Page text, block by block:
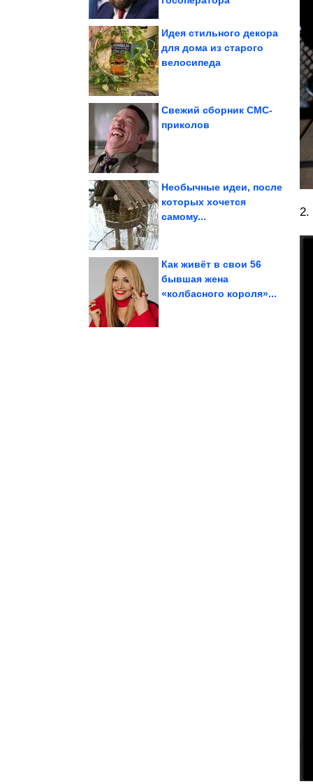
Идея стильного декора
для дома из старого
велосипеда
Самый обидчивый знак
Свежий сборник СМС-
приколов
Необычные идеи, после
которых хочется
самому...
Изображения, которые
Как живёт в свои 56
бывшая жена
«колбасного короля»...
справиться с запором.
Как по часам
2.